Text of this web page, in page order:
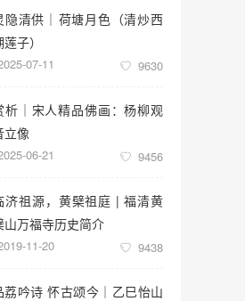
隐清供｜​荷塘月色（清炒西
子）
07-11 9630
析｜宋人精品佛画：杨柳观
立像
06-21 9456
济祖源，黄檗祖庭 | 福清黄
山万福寺历史简介
11-20 9438
荔吟诗 怀古颂今｜乙巳怡山